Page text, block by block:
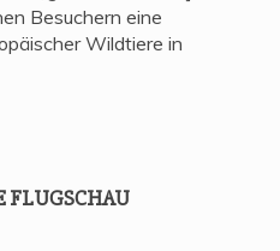
Besuchern eine
Wildtiere in
FLUGSCHAU